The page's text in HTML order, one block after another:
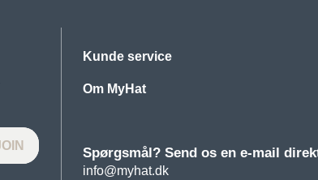
Kunde service
Om MyHat
Spørgsmål? Send os en e-mail
info@myhat.dk